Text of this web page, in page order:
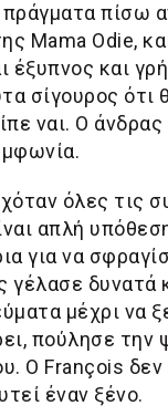
πίσω
Mama Odie,
και
σίγουρος ότι
ναι. Ο
όλες τις
απλή
για να
γέλασε
μέχρι να
πούλησε
Ο François
έναν ξένο.